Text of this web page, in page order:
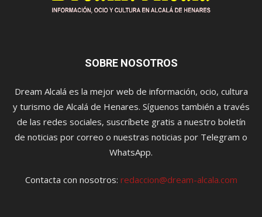
SOBRE NOSOTROS
Dream Alcalá es la mejor web de información, ocio, cultura
y turismo de Alcalá de Henares. Síguenos también a través
de las redes sociales, suscríbete gratis a nuestro boletín
de noticias por correo o nuestras noticias por Telegram o
WhatsApp.
Contacta con nosotros: redaccion@dream-alcala.com